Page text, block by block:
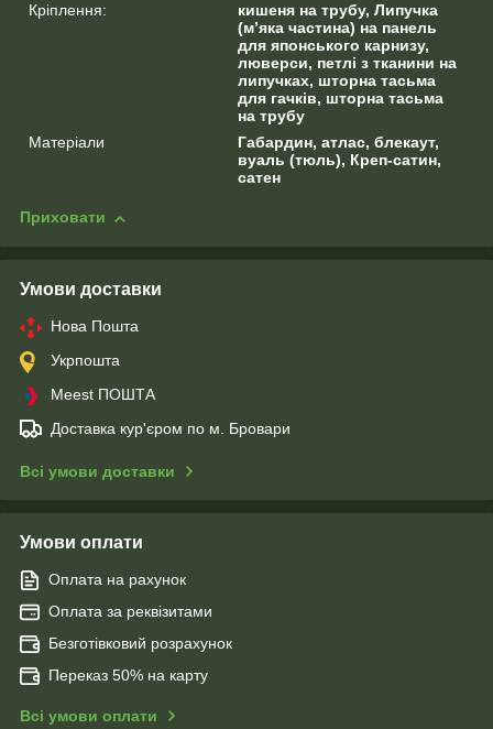
Кріплення:
кишеня на трубу, Липучка
(м’яка частина) на панель
для японського карнизу,
люверси, петлі з тканини на
липучках, шторна тасьма
для гачків, шторна тасьма
на трубу
Матеріали
Габардин, атлас, блекаут,
вуаль (тюль), Креп-сатин,
сатен
Приховати
Умови доставки
Нова Пошта
Укрпошта
Meest ПОШТА
Доставка кур'єром по м. Бровари
Всі умови доставки
Умови оплати
Оплата на рахунок
Оплата за реквізитами
Безготівковий розрахунок
Переказ 50% на карту
Всі умови оплати